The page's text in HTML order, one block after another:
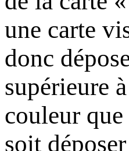
une carte
donc
supérieure
couleur
soit